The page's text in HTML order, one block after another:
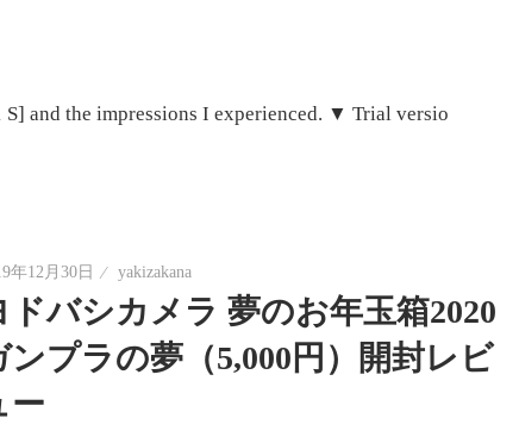
and the impressions I experienced. ▼ Trial versio
年12月30日 yakizakana
ドバシカメラ 夢のお年玉箱2020
ンプラの夢（5,000円）開封レビ
ー